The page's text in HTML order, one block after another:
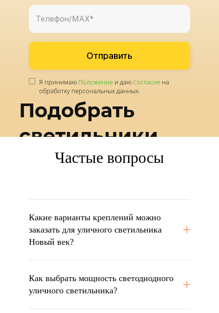
Отправить
Я принимаю Положение и даюСогласие на
обработку персональных данных.
Подобрать
светильники
под проект?
Частые вопросы
Какие варианты креплений можно
заказать для уличного светильника
Новый век?
Как выбрать мощность светодиодного
уличного светильника?